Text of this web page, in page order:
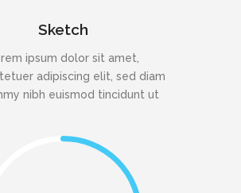
Sketch
ipsum dolor sit amet,
adipiscing elit, sed diam
nibh euismod tincidunt ut